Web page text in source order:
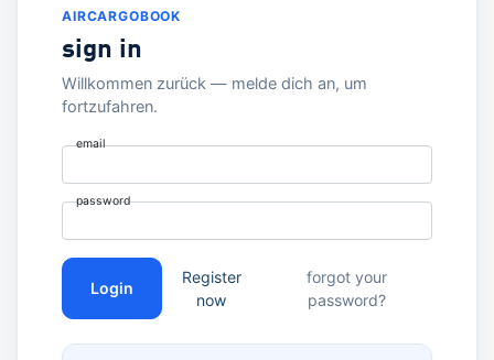
AIRCARGOBOOK
sign in
Willkommen zurück — melde dich an, um
fortzufahren.
email
password
Login
Register
now
forgot your
password?